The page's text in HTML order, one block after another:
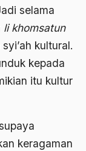
selama
li khomsatun
kultural.
kepada
itu kultur
keragaman